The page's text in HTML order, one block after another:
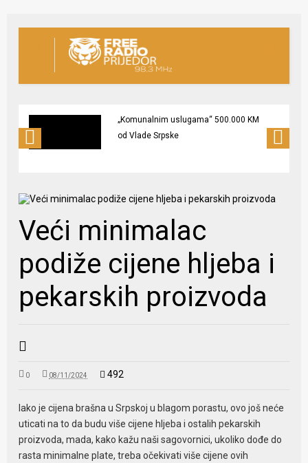
„Komunalnim uslugama“ 500.000 KM
od Vlade Srpske
Veći minimalac
podiže cijene hljeba i
pekarskih proizvoda
0 08/11/2024 492
Iako je cijena brašna u Srpskoj u blagom porastu, ovo još neće
uticati na to da budu više cijene hljeba i ostalih pekarskih
proizvoda, mada, kako kažu naši sagovornici, ukoliko dođe do
rasta minimalne plate, treba očekivati više cijene ovih